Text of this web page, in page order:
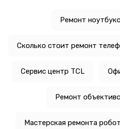
Ремонт
Сколько стоит ремонт
Сервис центр TCL
Ремонт
Мастерская ремонта